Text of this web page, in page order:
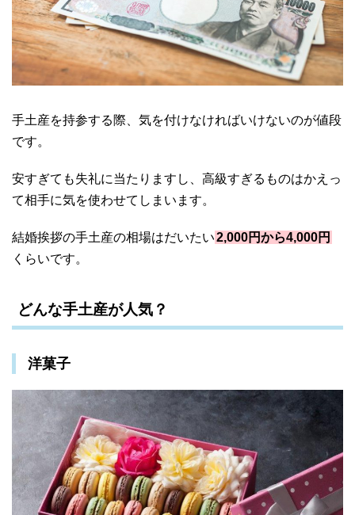
手土産を持参する際、気を付けなければいけないのが値段
です。
安すぎても失礼に当たりますし、高級すぎるものはかえっ
て相手に気を使わせてしまいます。
結婚挨拶の手土産の相場はだいたい2,000円から4,000円
くらいです。
どんな手土産が人気？
洋菓子